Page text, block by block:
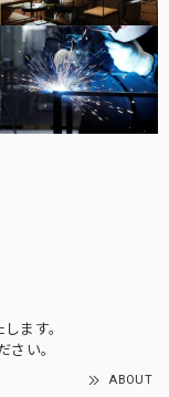
ます。
さい。
ABOUT